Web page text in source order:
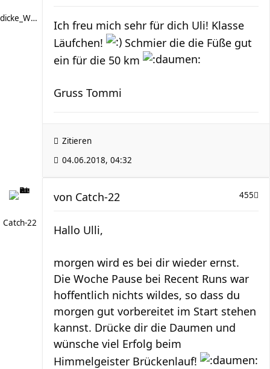
dicke_Wade
Ich freu mich sehr für dich Uli! Klasse
Läufchen!
Schmier die die Füße gut
ein für die 50 km
Gruss Tommi
Zitieren
04.06.2018, 04:32
Catch-22
455
von Catch-22
Hallo Ulli,
morgen wird es bei dir wieder ernst.
Die Woche Pause bei Recent Runs war
hoffentlich nichts wildes, so dass du
morgen gut vorbereitet im Start stehen
kannst. Drücke dir die Daumen und
wünsche viel Erfolg beim
Himmelgeister Brückenlauf!